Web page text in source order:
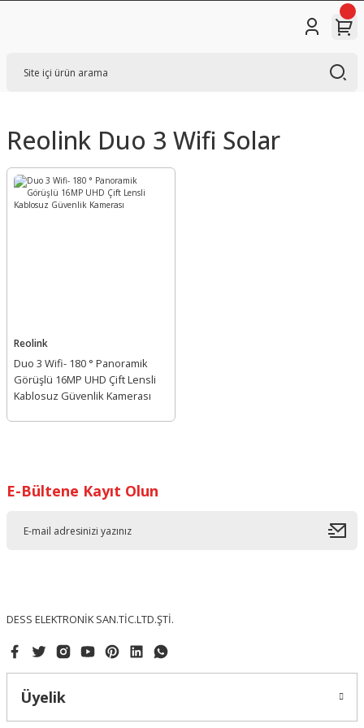
Reolink Duo 3 Wifi Solar
Reolink
Duo 3 Wifi- 180 ° Panoramik
Görüşlü 16MP UHD Çift Lensli
Kablosuz Güvenlik Kamerası
E-Bültene Kayıt Olun
DESS ELEKTRONİK SAN.TİC.LTD.ŞTİ.
Üyelik